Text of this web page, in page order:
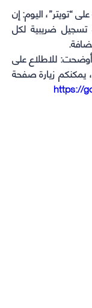
“تويتر”، اليوم: إن
تسجيل ضريبية لكل
للاطلاع على
يمكنكم زيارة صفحة
window)
window)